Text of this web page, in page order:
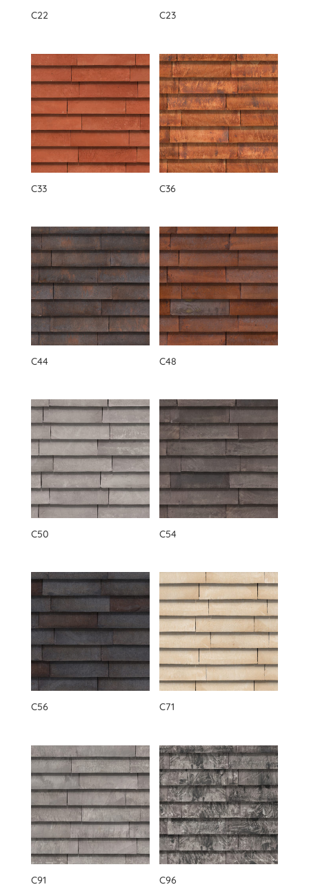
C22 C23
C33 C36
C44 C48
C50 C54
C56 C71
C91 C96